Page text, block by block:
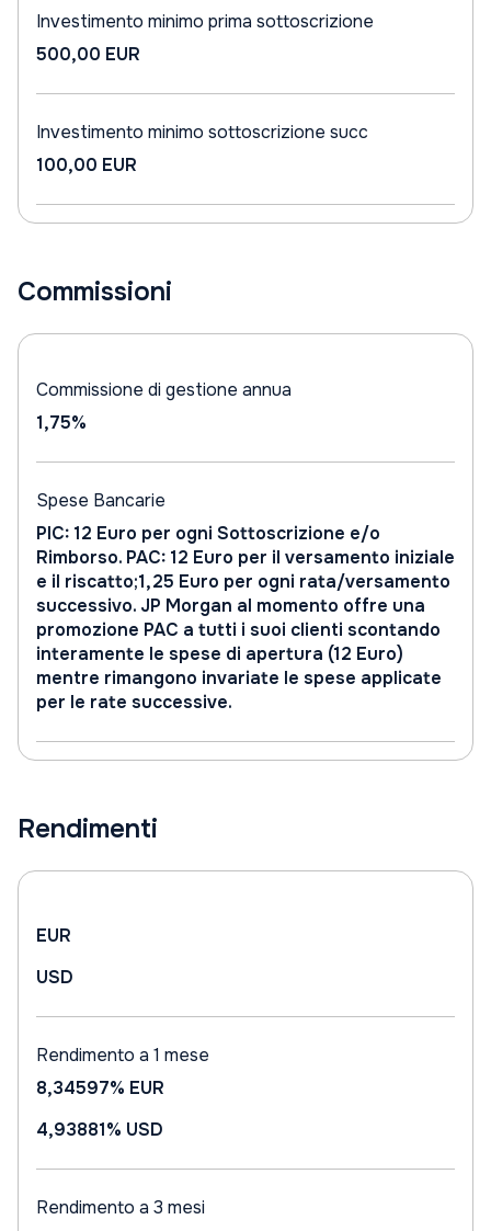
Investimento minimo prima sottoscrizione
500,00 EUR
Investimento minimo sottoscrizione succ
100,00 EUR
Commissioni
Commissione di gestione annua
1,75%
Spese Bancarie
PIC: 12 Euro per ogni Sottoscrizione e/o
Rimborso. PAC: 12 Euro per il versamento iniziale
e il riscatto;1,25 Euro per ogni rata/versamento
successivo. JP Morgan al momento offre una
promozione PAC a tutti i suoi clienti scontando
interamente le spese di apertura (12 Euro)
mentre rimangono invariate le spese applicate
per le rate successive.
Rendimenti
EUR
USD
Rendimento a 1 mese
8,34597% EUR
4,93881% USD
Rendimento a 3 mesi